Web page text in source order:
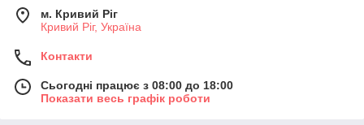
м. Кривий Ріг
Кривий Ріг, Україна
Контакти
Сьогодні працює з 08:00 до 18:00
Показати весь графік роботи